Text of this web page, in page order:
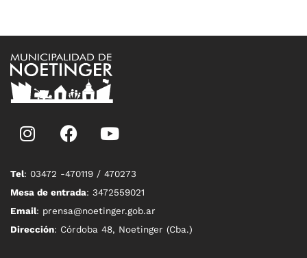
Tel: 03472 -470119 / 470273
Mesa de entrada: 3472559021
Email: prensa@noetinger.gob.ar
Dirección: Córdoba 48, Noetinger (Cba.)